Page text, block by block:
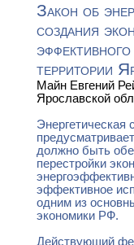
Закон об
создания
территории
Майн Евгений
Ярославской
Энергетическая
должно быть
перестройки
эффективное
одним из
экономики РФ.
Действующий